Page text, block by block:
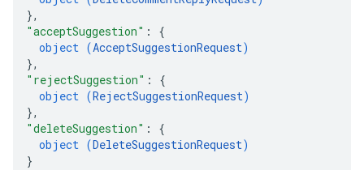
},
"acceptSuggestion" : {
object (AcceptSuggestionRequest)
},
"rejectSuggestion" : {
object (RejectSuggestionRequest)
},
"deleteSuggestion" : {
object (DeleteSuggestionRequest)
}